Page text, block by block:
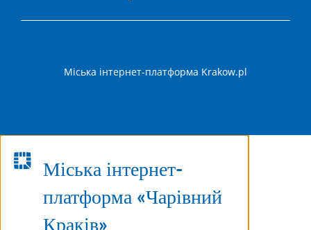
Міська інтернет-платформа Krakow.pl
Міська інтернет-
платформа «Чарівний
Краків»